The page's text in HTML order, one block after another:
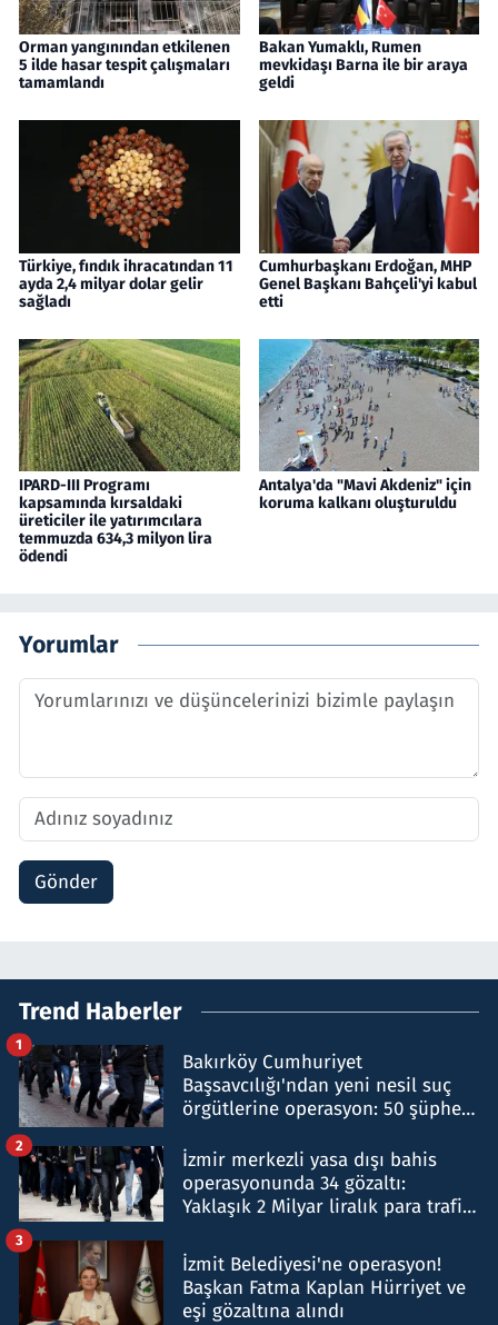
Orman yangınından etkilenen
5 ilde hasar tespit çalışmaları
tamamlandı
Bakan Yumaklı, Rumen
mevkidaşı Barna ile bir araya
geldi
Türkiye, fındık ihracatından 11
ayda 2,4 milyar dolar gelir
sağladı
Cumhurbaşkanı Erdoğan, MHP
Genel Başkanı Bahçeli'yi kabul
etti
IPARD-III Programı
kapsamında kırsaldaki
üreticiler ile yatırımcılara
temmuzda 634,3 milyon lira
ödendi
Antalya'da "Mavi Akdeniz" için
koruma kalkanı oluşturuldu
Yorumlar
Gönder
Trend Haberler
Bakırköy Cumhuriyet
Başsavcılığı'ndan yeni nesil suç
örgütlerine operasyon: 50 şüpheli
1
İzmir merkezli yasa dışı bahis
operasyonunda 34 gözaltı:
Yaklaşık 2 Milyar liralık para trafiği
2
İzmit Belediyesi'ne operasyon!
Başkan Fatma Kaplan Hürriyet ve
eşi gözaltına alındı
3